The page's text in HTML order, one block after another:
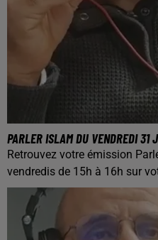
PARLER ISLAM DU VENDREDI 31
Retrouvez votre émission
vendredis de 15h à 16h sur